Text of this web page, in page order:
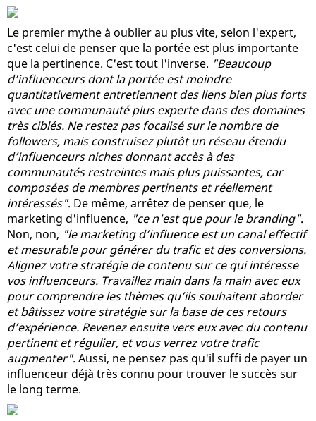
Le premier mythe à oublier au plus vite, selon l'expert,
c'est celui de penser que la portée est plus importante
que la pertinence. C'est tout l'inverse. "Beaucoup
d’influenceurs dont la portée est moindre
quantitativement entretiennent des liens bien plus forts
avec une communauté plus experte dans des domaines
très ciblés. Ne restez pas focalisé sur le nombre de
followers, mais construisez plutôt un réseau étendu
d’influenceurs niches donnant accès à des
communautés restreintes mais plus puissantes, car
composées de membres pertinents et réellement
intéressés". De même, arrêtez de penser que, le
marketing d'influence, "ce n'est que pour le branding".
Non, non, "le marketing d’influence est un canal effectif
et mesurable pour générer du trafic et des conversions.
Alignez votre stratégie de contenu sur ce qui intéresse
vos influenceurs. Travaillez main dans la main avec eux
pour comprendre les thèmes qu’ils souhaitent aborder
et bâtissez votre stratégie sur la base de ces retours
d’expérience. Revenez ensuite vers eux avec du contenu
pertinent et régulier, et vous verrez votre trafic
augmenter". Aussi, ne pensez pas qu'il suffi de payer un
influenceur déjà très connu pour trouver le succès sur
le long terme.